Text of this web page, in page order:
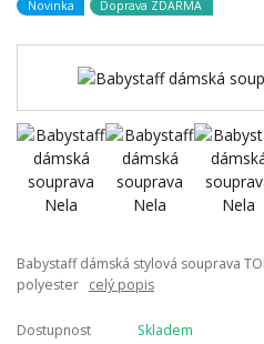
Novinka Doprava ZDARMA
Babystaff dámská stylová souprava
polyester celý popis
Dostupnost
Skladem